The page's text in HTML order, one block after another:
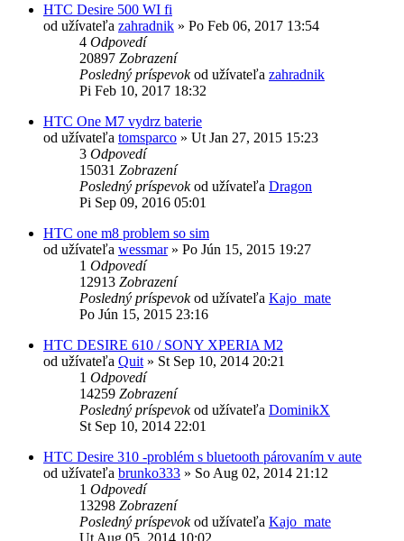
HTC Desire 500 WI fi
od užívateľa zahradnik » Po Feb 06, 2017 13:54
4 Odpovedí
20897 Zobrazení
Posledný príspevokod užívateľa zahradnik
Pi Feb 10, 2017 18:32
HTC One M7 vydrz baterie
od užívateľa tomsparco » Ut Jan 27, 2015 15:23
3 Odpovedí
15031 Zobrazení
Posledný príspevokod užívateľa Dragon
Pi Sep 09, 2016 05:01
HTC one m8 problem so sim
od užívateľa wessmar» Po Jún 15, 2015 19:27
1 Odpovedí
12913 Zobrazení
Posledný príspevokod užívateľa Kajo_mate
Po Jún 15, 2015 23:16
HTC DESIRE 610 / SONY XPERIA M2
od užívateľa Quit » St Sep 10, 2014 20:21
1 Odpovedí
14259 Zobrazení
Posledný príspevokod užívateľa DominikX
St Sep 10, 2014 22:01
HTC Desire 310 -problém s bluetooth párovaním v aute
od užívateľa brunko333 » So Aug 02, 2014 21:12
1 Odpovedí
13298 Zobrazení
Posledný príspevokod užívateľa Kajo_mate
Ut Aug 05, 2014 10:02